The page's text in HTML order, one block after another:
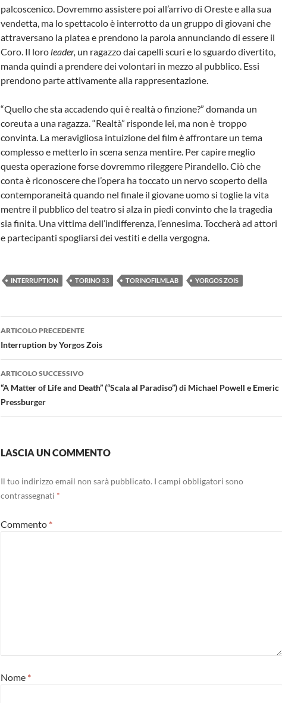
palcoscenico. Dovremmo assistere poi all’arrivo di Oreste e alla sua
vendetta, ma lo spettacolo è interrotto da un gruppo di giovani che
attraversano la platea e prendono la parola annunciando di essere il
Coro. Il loro leader, un ragazzo dai capelli scuri e lo sguardo divertito,
manda quindi a prendere dei volontari in mezzo al pubblico. Essi
prendono parte attivamente alla rappresentazione.
“Quello che sta accadendo qui è realtà o finzione?” domanda un
coreuta a una ragazza. “Realtà” risponde lei, ma non è troppo
convinta. La meravigliosa intuizione del film è affrontare un tema
complesso e metterlo in scena senza mentire. Per capire meglio
questa operazione forse dovremmo rileggere Pirandello. Ciò che
conta è riconoscere che l’opera ha toccato un nervo scoperto della
contemporaneità quando nel finale il giovane uomo si toglie la vita
mentre il pubblico del teatro si alza in piedi convinto che la tragedia
sia finita. Una vittima dell’indifferenza, l’ennesima. Toccherà ad attori
e partecipanti spogliarsi dei vestiti e della vergogna.
INTERRUPTION TORINO 33 TORINOFILMLAB YORGOS ZOIS
Navigazione
articolo
ARTICOLO PRECEDENTE
Interruption by Yorgos Zois
ARTICOLO SUCCESSIVO
“A Matter of Life and Death” (“Scala al Paradiso”) di Michael Powell e Emeric
Pressburger
LASCIA UN COMMENTO
Il tuo indirizzo email non sarà pubblicato. I campi obbligatori sono
contrassegnati *
Commento *
Nome *